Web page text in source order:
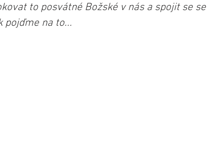
to posvátné Božské v nás a spojit se
pojďme na to...